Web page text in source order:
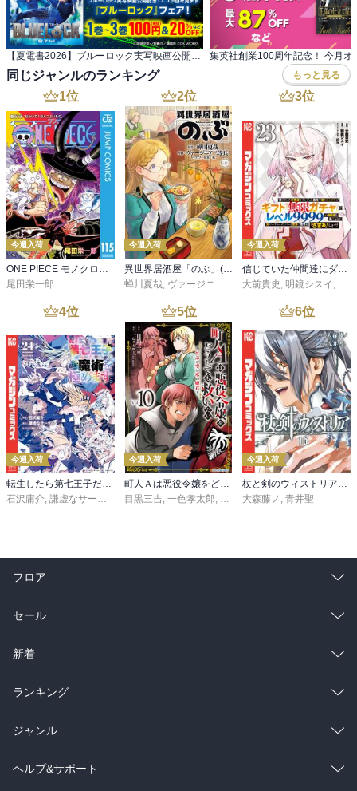
【夏電書2026】ブルーロック実写映画公開記念！ エゴが目を覚ます『ブルーロック』フェア！
同じジャンルのランキング もっと見る
1位
今週入荷
尾田栄一郎
2位
今週入荷
蝉川夏哉 ヴァージニア二等兵 ,転
3位
今週入荷
大前貴史 明鏡シスイ
4位
今週入荷
転生したら第七王子だったので、気ままに魔術を極めます（２４）
石沢庸介, 謙虚なサークル メル。
5位
今週入荷
町人Ａは悪役令嬢をどうしても救いたい ～どぶと空と氷の姫君～１０【電子書店共通特典イラスト付】
目黒三吉, 一色孝太郎, Parum
6位
今週入荷
杖と剣のウィストリア（１６）
大森藤ノ , 青井聖
フロア
総合
ラノベ
雑誌・グラビア
BL・TL
セール
総合
ラノベ
雑誌・グラビア
BL・TL
新着
総合
ラノベ
雑誌・グラビア
ランキング
総合
ラノベ
ジャンル
コミック
ヘルプ&サポート